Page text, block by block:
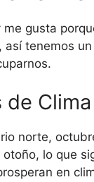
me gusta
así tenemos
de
norte,
lo que
en